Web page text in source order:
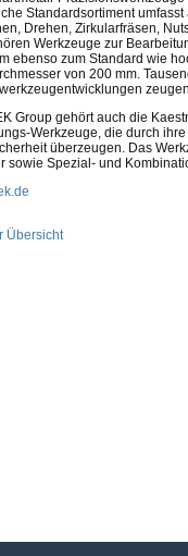
Standardsortiment
Drehen, Zirkularfräsen,
Werkzeuge zur
ebenso zum Standard wie
von 200 mm.
Group gehört auch die
Werkzeuge, die durch
überzeugen. Das
sowie Spezial- und
Übersicht